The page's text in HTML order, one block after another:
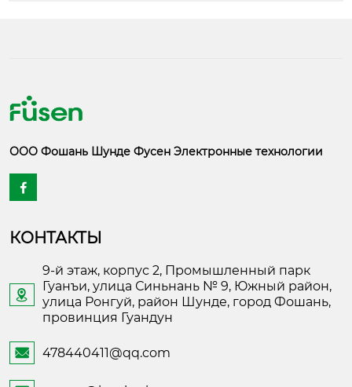
ООО Фошань Шунде Фусен Электронные технологии

КОНТАКТЫ

9-й этаж, корпус 2, Промышленный парк
Гуанъи, улица Синьнань № 9, Южный район,
улица Ронгуй, район Шунде, город Фошань,
провинция Гуандун
 478440411@qq.com